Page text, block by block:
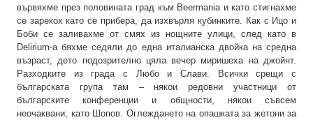
вървяхме през половината град към Beermania и като стигнахме
се зарекох като се прибера, да изхвърля кубинките. Как с Ицо и
Боби се заливахме от смях из нощните улици, след като в
Delirium-а бяхме седяли до една италианска двойка на средна
възраст, дето подозрително цяла вечер миришеха на джойнт.
Разходките из града с Любо и Слави. Всички срещи с
българската група там – някои редовни участници от
българските конференции и общности, някои съвсем
неочаквани, като Шопов. Оглеждането на опашката за жетони за